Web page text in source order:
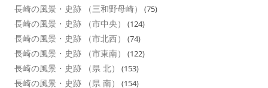
長崎の風景・史跡 （三和野母崎） (75)
長崎の風景・史跡 （市中央） (124)
長崎の風景・史跡 （市北西） (74)
長崎の風景・史跡 （市東南） (122)
長崎の風景・史跡 （県 北） (153)
長崎の風景・史跡 （県 南） (154)